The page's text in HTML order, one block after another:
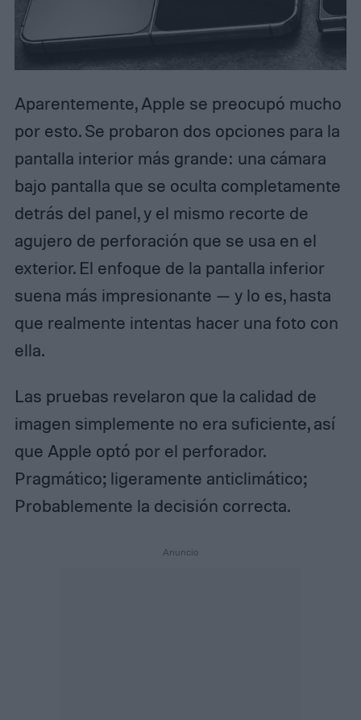
Aparentemente, Apple se preocupó mucho
por esto. Se probaron dos opciones para la
pantalla interior más grande: una cámara
bajo pantalla que se oculta completamente
detrás del panel, y el mismo recorte de
agujero de perforación que se usa en el
exterior. El enfoque de la pantalla inferior
suena más impresionante — y lo es, hasta
que realmente intentas hacer una foto con
ella.
Las pruebas revelaron que la calidad de
imagen simplemente no era suficiente, así
que Apple optó por el perforador.
Pragmático; ligeramente anticlimático;
Probablemente la decisión correcta.